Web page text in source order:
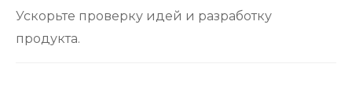
Ускорьте проверку идей и разработку
продукта.